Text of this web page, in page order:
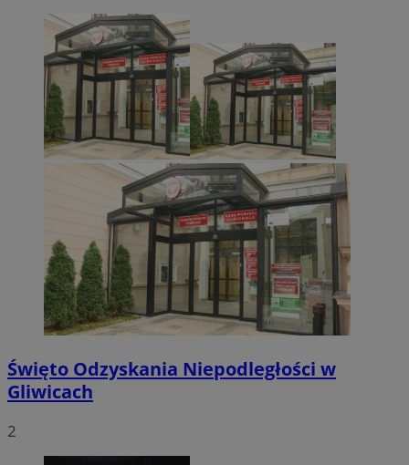
Święto Odzyskania Niepodległości w
Gliwicach
2